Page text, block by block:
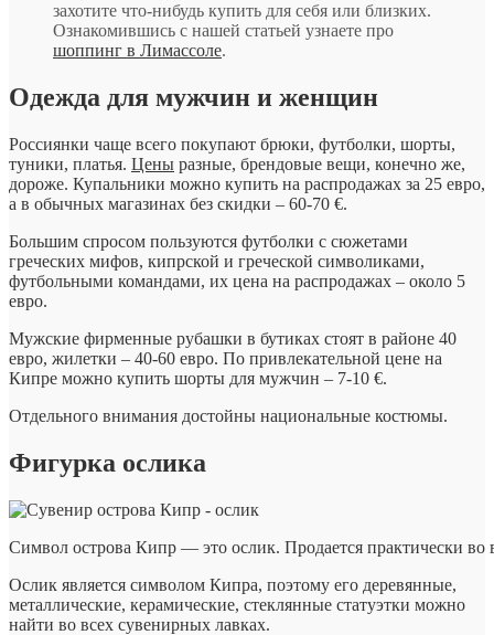
захотите что-нибудь купить для себя или близких.
Ознакомившись с нашей статьей узнаете про
шоппинг в Лимассоле.
Одежда для мужчин и женщин
Россиянки чаще всего покупают брюки, футболки, шорты,
туники, платья. Цены разные, брендовые вещи, конечно же,
дороже. Купальники можно купить на распродажах за 25 евро,
а в обычных магазинах без скидки – 60-70 €.
Большим спросом пользуются футболки с сюжетами
греческих мифов, кипрской и греческой символиками,
футбольными командами, их цена на распродажах – около 5
евро.
Мужские фирменные рубашки в бутиках стоят в районе 40
евро, жилетки – 40-60 евро. По привлекательной цене на
Кипре можно купить шорты для мужчин – 7-10 €.
Отдельного внимания достойны национальные костюмы.
Фигурка ослика
Символ острова Кипр — это ослик. Продается практически во
Ослик является символом Кипра, поэтому его деревянные,
металлические, керамические, стеклянные статуэтки можно
найти во всех сувенирных лавках.